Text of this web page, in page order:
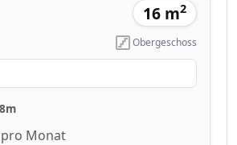
16 m2
Obergeschoss
pro Monat